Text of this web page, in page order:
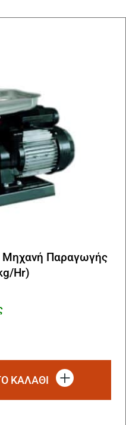
Μηχανή Παραγωγής
Hr)
ΚΑΛΑΘΙ